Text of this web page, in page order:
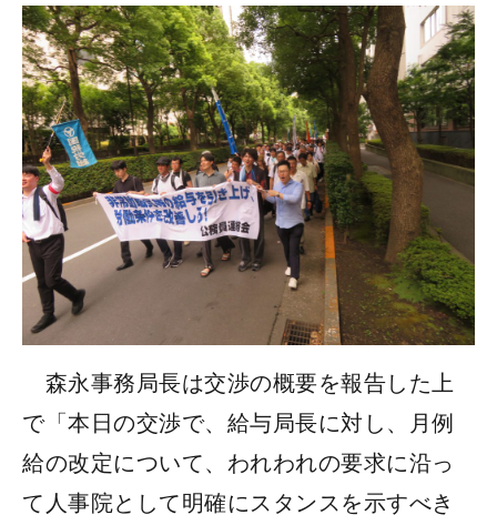
森永事務局長は交渉の概要を報告した上
で「本日の交渉で、給与局長に対し、月例
給の改定について、われわれの要求に沿っ
て人事院として明確にスタンスを示すべき